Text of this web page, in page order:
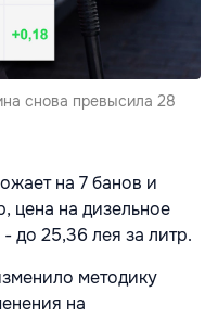
снова превысила 28
на 7 банов и
цена на дизельное
до 25,36 лея за литр.
методику
на